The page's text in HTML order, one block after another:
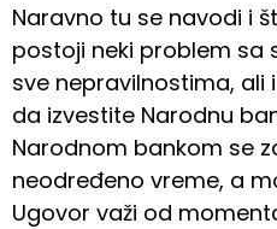
Naravno tu se navodi i
postoji neki problem sa
sve nepravilnostima,
da izvestite Narodnu
Narodnom bankom se
neodređeno vreme, a
Ugovor važi od